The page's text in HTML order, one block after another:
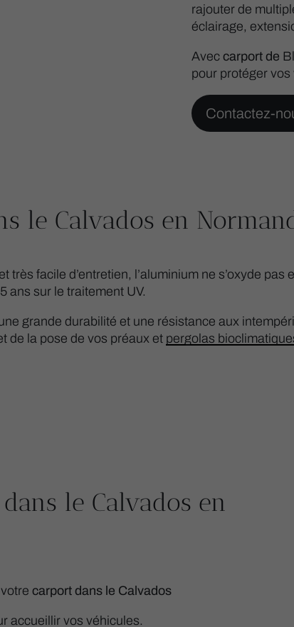
rajouter de
éclairage,
Avec carport de
pour protéger
Contactez-
le Calvados en
très facile d’entretien, l’aluminium ne s’oxyde
ans sur le traitement UV.
grande durabilité et une résistance aux
de la pose de vos préaux et pergolas
le Calvados en
carport dans le Calvados
accueillir vos véhicules.